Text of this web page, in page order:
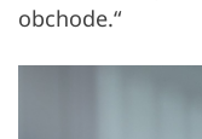
obchode.“